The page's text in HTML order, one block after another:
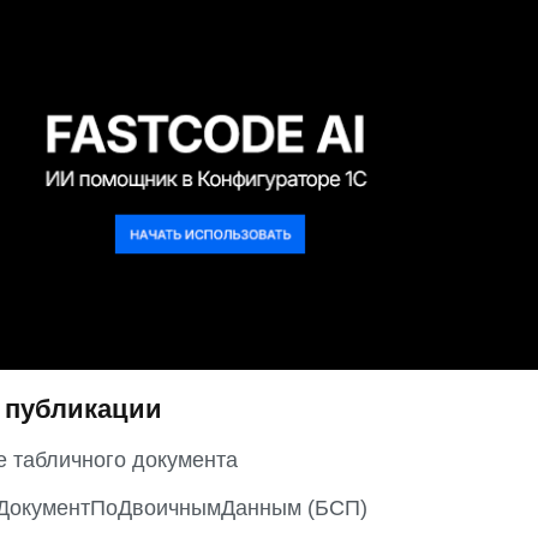
табличного документа
(БСП)